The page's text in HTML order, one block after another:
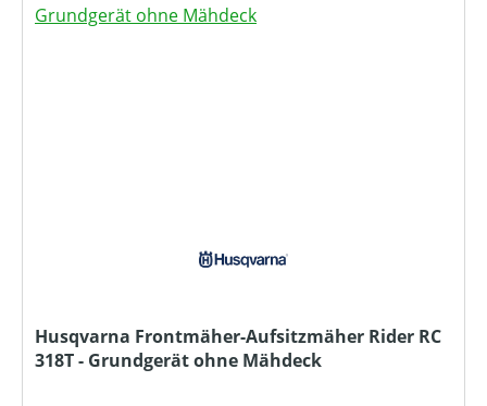
Husqvarna Frontmäher-Aufsitzmäher Rider RC
318T - Grundgerät ohne Mähdeck